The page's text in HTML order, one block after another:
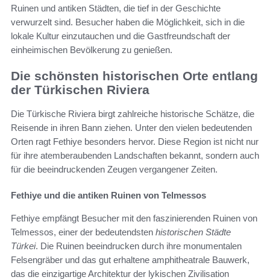
Ruinen und antiken Städten, die tief in der Geschichte
verwurzelt sind. Besucher haben die Möglichkeit, sich in die
lokale Kultur einzutauchen und die Gastfreundschaft der
einheimischen Bevölkerung zu genießen.
Die schönsten historischen Orte entlang
der Türkischen Riviera
Die Türkische Riviera birgt zahlreiche historische Schätze, die
Reisende in ihren Bann ziehen. Unter den vielen bedeutenden
Orten ragt Fethiye besonders hervor. Diese Region ist nicht nur
für ihre atemberaubenden Landschaften bekannt, sondern auch
für die beeindruckenden Zeugen vergangener Zeiten.
Fethiye und die antiken Ruinen von Telmessos
Fethiye empfängt Besucher mit den faszinierenden Ruinen von
Telmessos, einer der bedeutendsten historischen Städte
Türkei. Die Ruinen beeindrucken durch ihre monumentalen
Felsengräber und das gut erhaltene amphitheatrale Bauwerk,
das die einzigartige Architektur der lykischen Zivilisation